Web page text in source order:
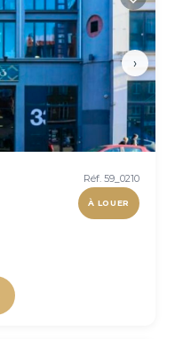
›
Réf. 59_0210
À LOUER